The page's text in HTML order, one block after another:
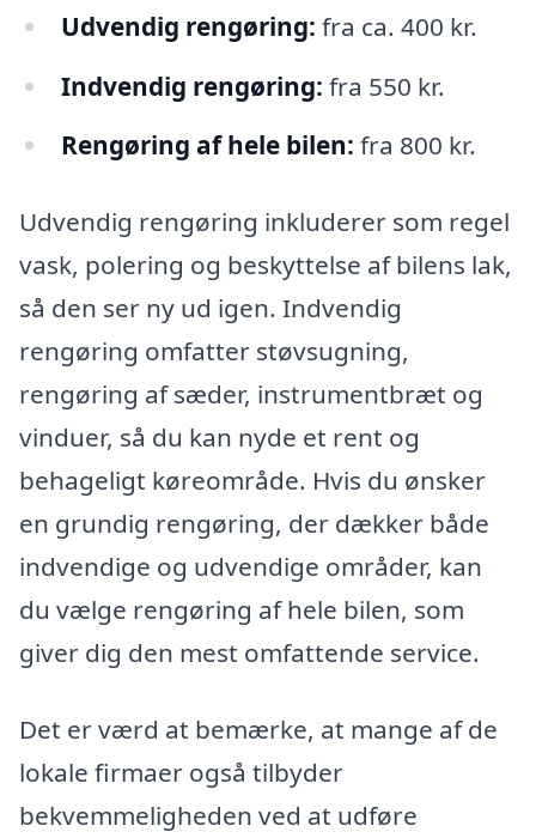
Udvendig rengøring: fra ca. 400 kr.
Indvendig rengøring: fra 550 kr.
Rengøring af hele bilen: fra 800 kr.
Udvendig rengøring inkluderer som regel
vask, polering og beskyttelse af bilens lak,
så den ser ny ud igen. Indvendig
rengøring omfatter støvsugning,
rengøring af sæder, instrumentbræt og
vinduer, så du kan nyde et rent og
behageligt køreområde. Hvis du ønsker
en grundig rengøring, der dækker både
indvendige og udvendige områder, kan
du vælge rengøring af hele bilen, som
giver dig den mest omfattende service.
Det er værd at bemærke, at mange af de
lokale firmaer også tilbyder
bekvemmeligheden ved at udføre